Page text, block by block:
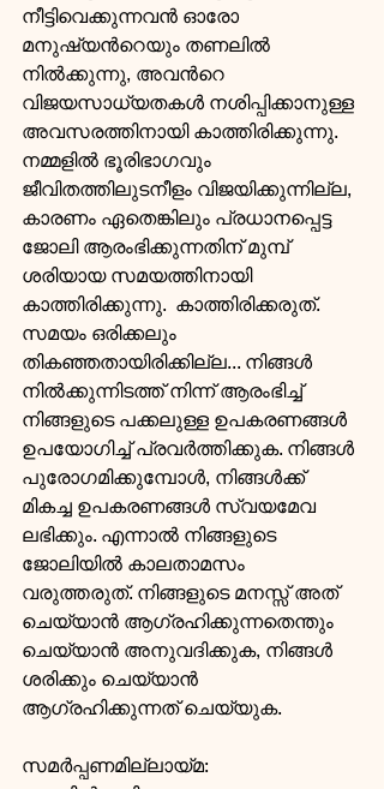
നീട്ടിവെക്കുന്നവന്‍ ഓരോ
മനുഷ്യന്‍റെയും തണലില്‍
നില്‍ക്കുന്നു, അവന്‍റെ
വിജയസാധ്യതകള്‍ നശിപ്പിക്കാനുള്ള
അവസരത്തിനായി കാത്തിരിക്കുന്നു.
നമ്മളില്‍ ഭൂരിഭാഗവും
ജീവിതത്തിലുടനീളം വിജയിക്കുന്നില്ല,
കാരണം ഏതെങ്കിലും പ്രധാനപ്പെട്ട
ജോലി ആരംഭിക്കുന്നതിന് മുമ്പ്
ശരിയായ സമയത്തിനായി
കാത്തിരിക്കുന്നു.  കാത്തിരിക്കരുത്.
സമയം ഒരിക്കലും
തികഞ്ഞതായിരിക്കില്ല... നിങ്ങള്‍
നില്‍ക്കുന്നിടത്ത് നിന്ന് ആരംഭിച്ച്
നിങ്ങളുടെ പക്കലുള്ള ഉപകരണങ്ങള്‍
ഉപയോഗിച്ച് പ്രവര്‍ത്തിക്കുക. നിങ്ങള്‍
പുരോഗമിക്കുമ്പോള്‍, നിങ്ങള്‍ക്ക്
മികച്ച ഉപകരണങ്ങള്‍ സ്വയമേവ
ലഭിക്കും. എന്നാല്‍ നിങ്ങളുടെ
ജോലിയില്‍ കാലതാമസം
വരുത്തരുത്. നിങ്ങളുടെ മനസ്സ് അത്
ചെയ്യാന്‍ ആഗ്രഹിക്കുന്നതെന്തും
ചെയ്യാന്‍ അനുവദിക്കുക, നിങ്ങള്‍
ശരിക്കും ചെയ്യാന്‍
ആഗ്രഹിക്കുന്നത് ചെയ്യുക.
സമര്‍പ്പണമില്ലായ്മ: